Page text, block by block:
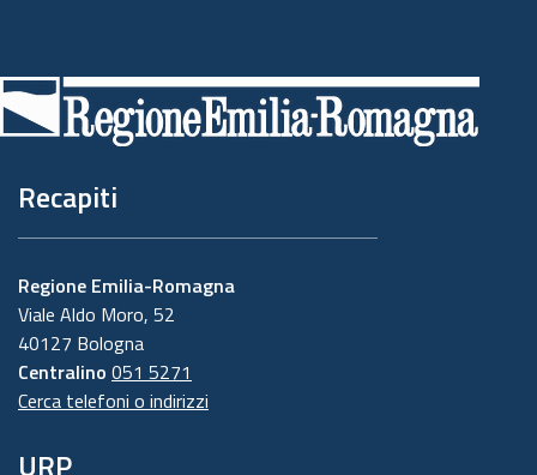
di
pagina
Recapiti
Regione Emilia-Romagna
Viale Aldo Moro, 52
40127 Bologna
Centralino 051 5271
Cerca telefoni o indirizzi
URP